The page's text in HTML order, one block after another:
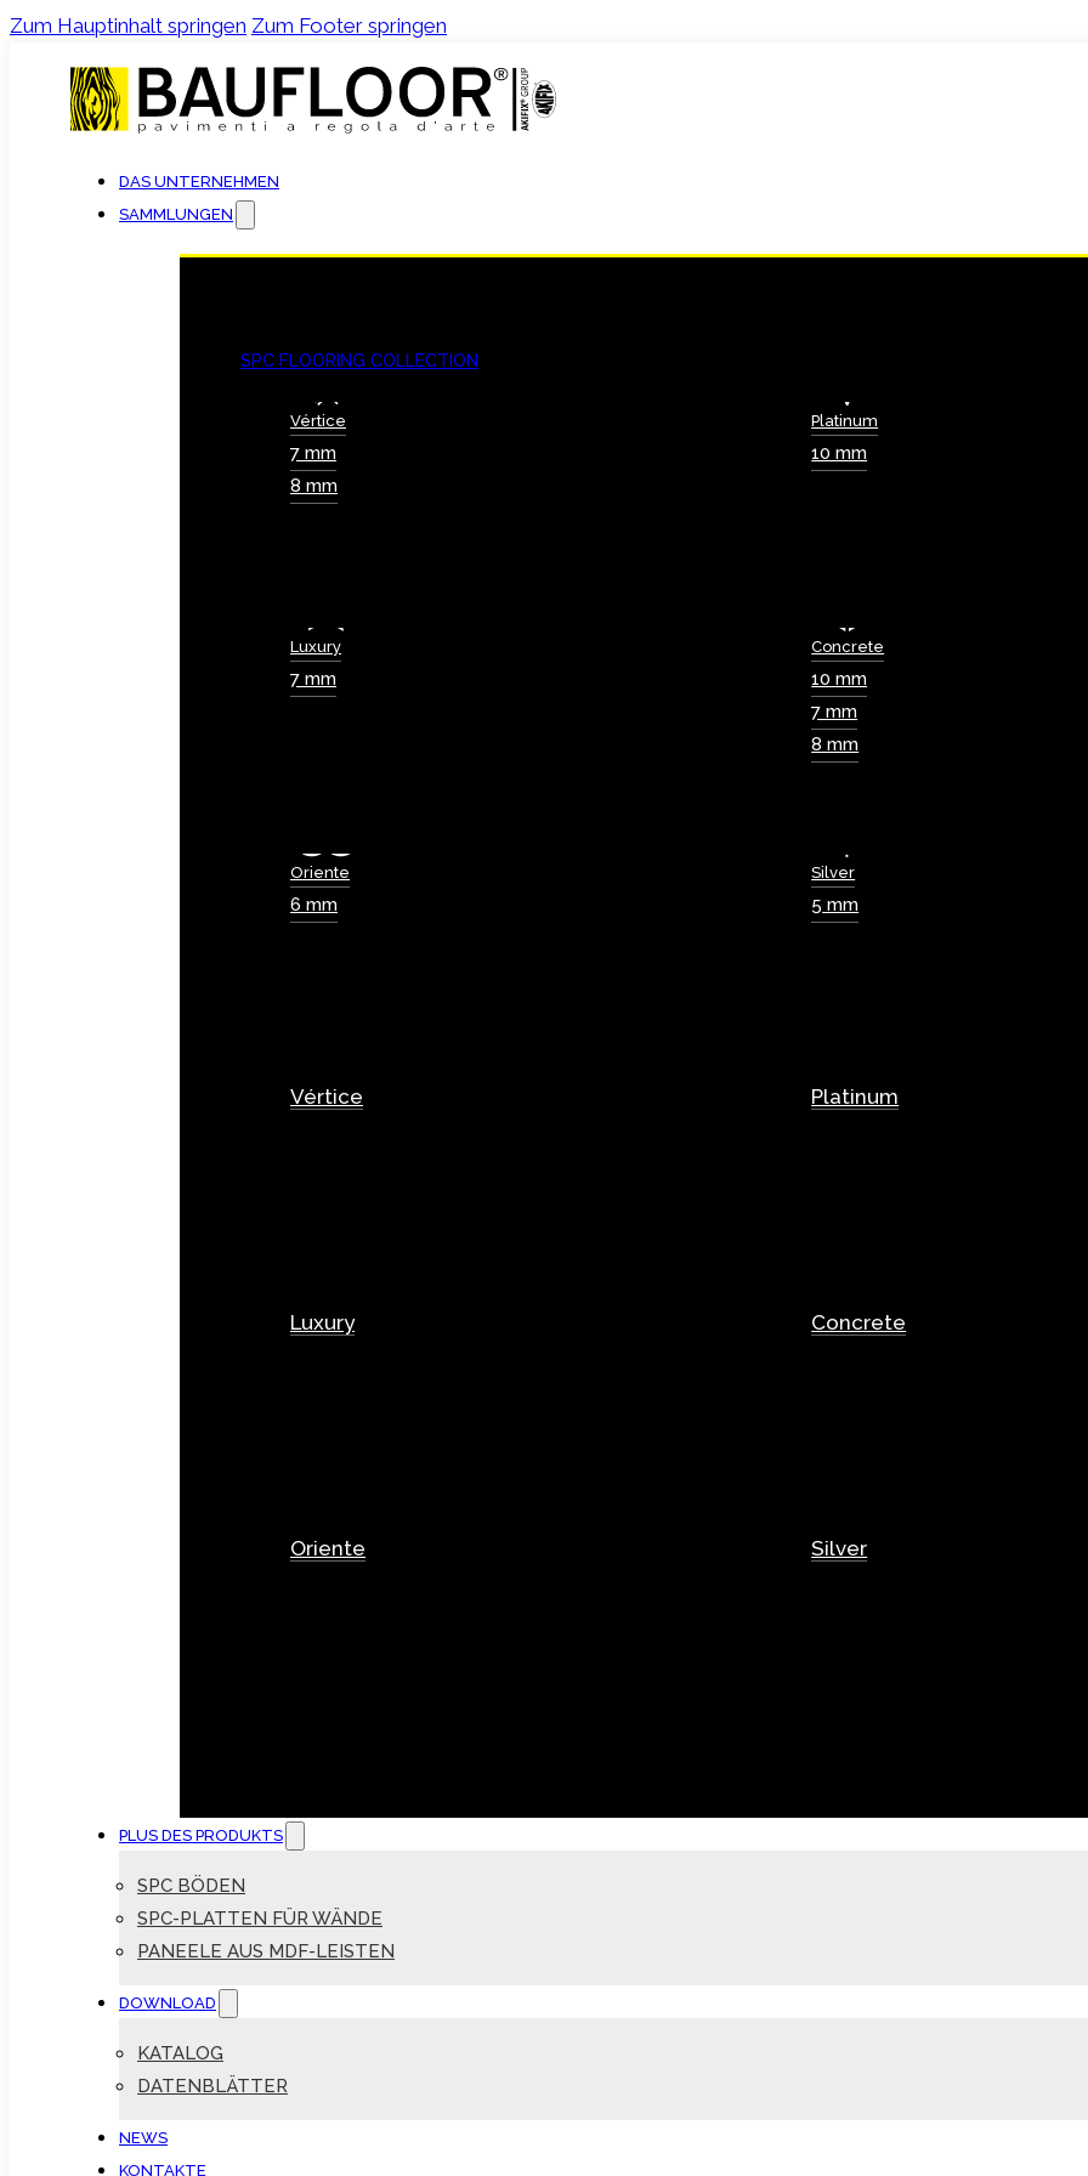
Zum Hauptinhalt springen Zum Footer springen
DAS UNTERNEHMEN
SAMMLUNGEN
SPC FLOORING COLLECTION
Vértice
7 mm
8 mm
Luxury
7 mm
Oriente
6 mm
Vértice
Luxury
Oriente
Platinum
10 mm
Concrete
10 mm
7 mm
8 mm
Silver
5 mm
Platinum
Concrete
Silver
PLUS DES PRODUKTS
SPC BÖDEN
SPC-PLATTEN FÜR WÄNDE
PANEELE AUS MDF-LEISTEN
DOWNLOAD
KATALOG
DATENBLÄTTER
NEWS
KONTAKTE